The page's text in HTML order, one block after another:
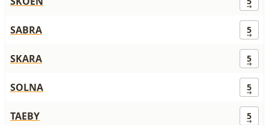
SABRA 5
SKARA 5
SOLNA 5
TAEBY 5